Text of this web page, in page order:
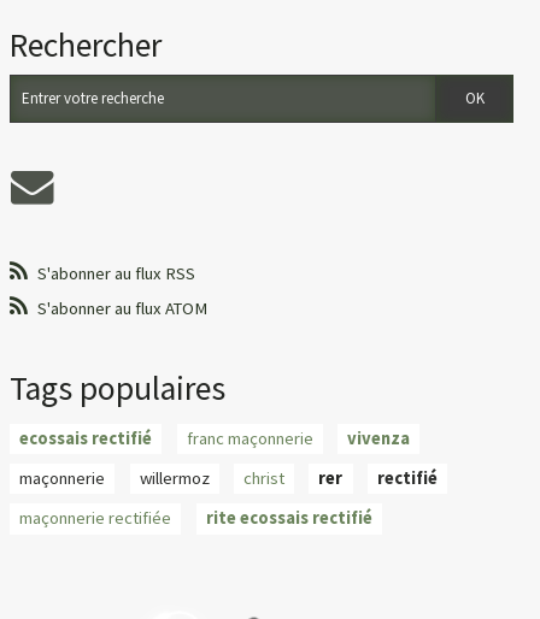
Rechercher
S'abonner au flux RSS
S'abonner au flux ATOM
Tags populaires
ecossais rectifié franc maçonnerie
vivenza
maçonnerie
willermoz christ rer
rectifié
maçonnerie rectifiée
rite ecossais rectifié